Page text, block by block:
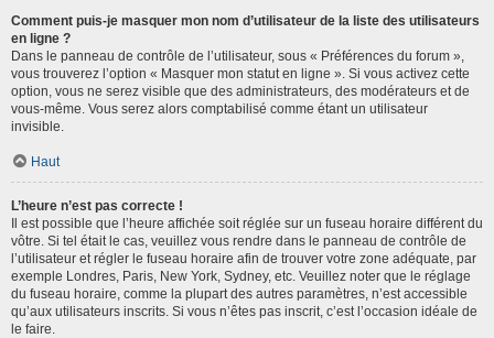
Comment puis-je masquer mon nom d’utilisateur de la liste des utilisateurs
en ligne ?
Dans le panneau de contrôle de l’utilisateur, sous « Préférences du forum »,
vous trouverez l’option « Masquer mon statut en ligne ». Si vous activez cette
option, vous ne serez visible que des administrateurs, des modérateurs et de
vous-même. Vous serez alors comptabilisé comme étant un utilisateur
invisible.
Haut
L’heure n’est pas correcte !
Il est possible que l’heure affichée soit réglée sur un fuseau horaire différent du
vôtre. Si tel était le cas, veuillez vous rendre dans le panneau de contrôle de
l’utilisateur et régler le fuseau horaire afin de trouver votre zone adéquate, par
exemple Londres, Paris, New York, Sydney, etc. Veuillez noter que le réglage
du fuseau horaire, comme la plupart des autres paramètres, n’est accessible
qu’aux utilisateurs inscrits. Si vous n’êtes pas inscrit, c’est l’occasion idéale de
le faire.